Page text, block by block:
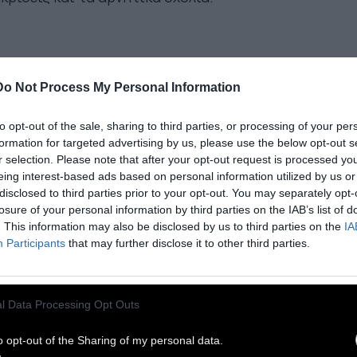
Not Process My Personal Information
opt-out of the sale, sharing to third parties, or processing of your
for targeted advertising by us, please use the below opt-out
selection. Please note that after your opt-out request is processed
interest-based ads based on personal information utilized by us
to third parties prior to your opt-out. You may separately
of your personal information by third parties on the IAB’s list of
This information may also be disclosed by us to third parties on the
Participants that may further disclose it to other third parties.
Data Processing Opt Outs
opt-out of the Sharing of my personal data.
έλεγχος πάνω σε
άλλο ανθρώπινο πλάσμα
είναι ούτε εφικτός ούτε
χρόνια πριν, βιντεοσκοπήσαμε μια
να αναλύσουμε την αλληλεπίδραση
στην ίδια και τους μαθητές. Μελετώντας
ανακαλύψαμε, προς μεγάλη